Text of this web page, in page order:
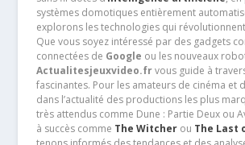
systèmes domotiques entièrement
explorons les technologies qui
Que vous soyez intéressé par des gadgets
connectées de Google ou les nouveaux
Actualitesjeuxvideo.frvous guide à
fascinantes. Pour les amateurs de cinéma et
dans l’actualité des productions les plus
très attendus comme Dune : Partie Deux ou
à succès comme The Witcherou The Last